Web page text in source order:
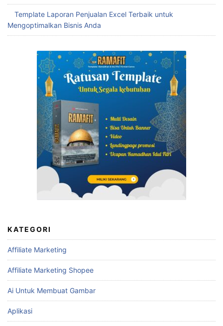
Template Laporan Penjualan Excel Terbaik untuk
Mengoptimalkan Bisnis Anda
KATEGORI
Affiliate Marketing
Affiliate Marketing Shopee
Ai Untuk Membuat Gambar
Aplikasi